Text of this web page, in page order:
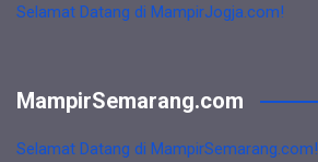
Selamat Datang di MampirJogja.com!
MampirSemarang.com
Selamat Datang di MampirSemarang.com!